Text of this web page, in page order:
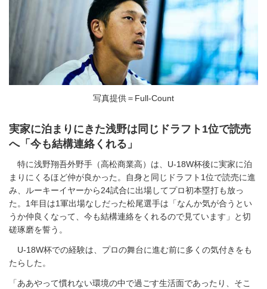
写真提供＝Full-Count
実家に泊まりにきた浅野は同じドラフト1位で読売
へ「今も結構連絡くれる」
特に浅野翔吾外野手（高松商業高）は、U-18W杯後に実家に泊
まりにくるほど仲が良かった。自身と同じドラフト1位で読売に進
み、ルーキーイヤーから24試合に出場してプロ初本塁打も放っ
た。1年目は1軍出場なしだった松尾選手は「なんか気が合うとい
うか仲良くなって、今も結構連絡をくれるので見ています」と切
磋琢磨を誓う。
U-18W杯での経験は、プロの舞台に進む前に多くの気付きをも
たらした。
「ああやって慣れない環境の中で過ごす生活面であったり、そこ